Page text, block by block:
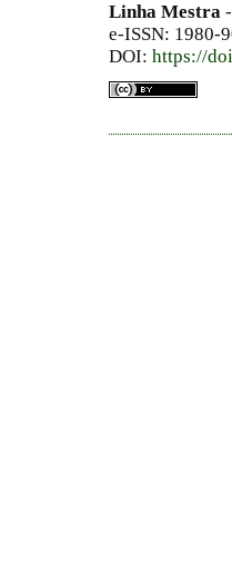
Linha Mestra -
e-ISSN: 1980-
DOI: https://